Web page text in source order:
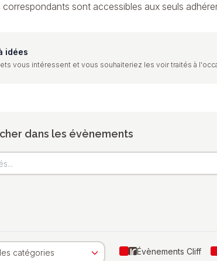
sont accessibles aux seuls
idées
vous intéressent et vous souhaiteriez les voir traités à
dans les évènements
catégories Évènements Cliff